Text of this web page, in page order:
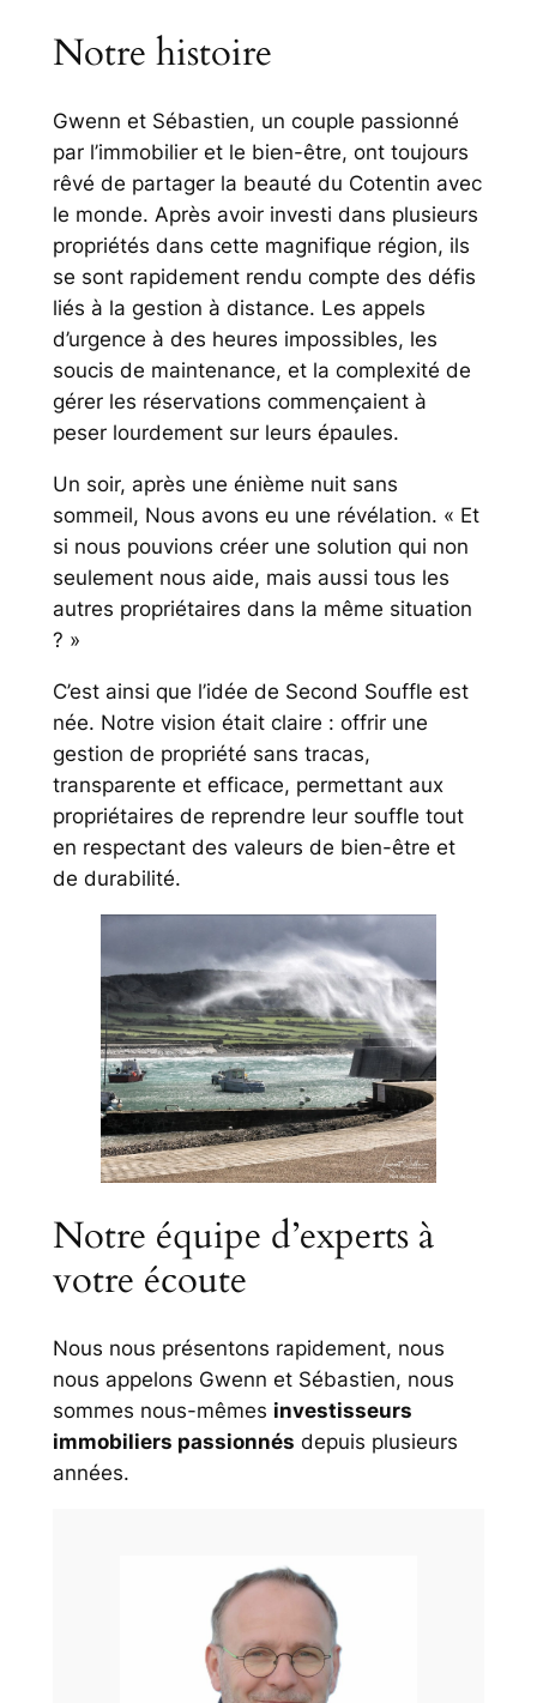
Notre histoire
Gwenn et Sébastien, un couple passionné
par l’immobilier et le bien-être, ont toujours
rêvé de partager la beauté du Cotentin avec
le monde. Après avoir investi dans plusieurs
propriétés dans cette magnifique région, ils
se sont rapidement rendu compte des défis
liés à la gestion à distance. Les appels
d’urgence à des heures impossibles, les
soucis de maintenance, et la complexité de
gérer les réservations commençaient à
peser lourdement sur leurs épaules.
Un soir, après une énième nuit sans
sommeil, Nous avons eu une révélation. « Et
si nous pouvions créer une solution qui non
seulement nous aide, mais aussi tous les
autres propriétaires dans la même situation
? »
C’est ainsi que l’idée de Second Souffle est
née. Notre vision était claire : offrir une
gestion de propriété sans tracas,
transparente et efficace, permettant aux
propriétaires de reprendre leur souffle tout
en respectant des valeurs de bien-être et
de durabilité.
Notre équipe d’experts à
votre écoute
Nous nous présentons rapidement, nous
nous appelons Gwenn et Sébastien, nous
sommes nous-mêmes investisseurs
immobiliers passionnés depuis plusieurs
années.